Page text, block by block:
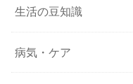
生活の豆知識
病気・ケア